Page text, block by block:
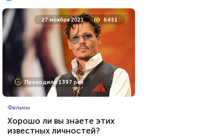
27 ноября 2021 6451
Проходили 1397 раз
Фильмы
Хорошо ли вы знаете этих
известных личностей?